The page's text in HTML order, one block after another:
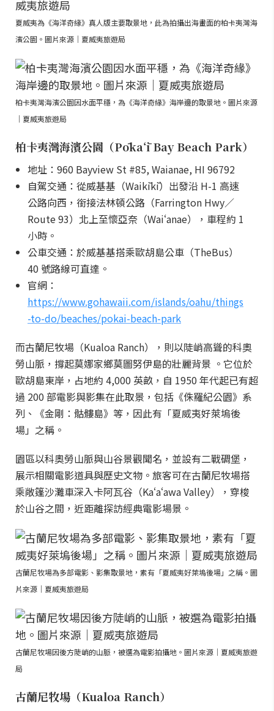
夏威夷為《海洋奇緣》真人版主要取景地，此為拍攝出海畫面的柏卡夷灣海
濱公園。圖片來源｜夏威夷旅遊局
柏卡夷灣海濱公園因水面平穩，為《海洋奇緣》海岸邊的取景地。圖片來源
｜夏威夷旅遊局
柏卡夷灣海濱公園（Pōkaʻī Bay Beach Park）
地址：960 Bayview St #85, Waianae, HI 96792
自駕交通：從威基基（Waikīkī）出發沿 H-1 高速
公路向西，銜接法林頓公路（Farrington Hwy／
Route 93）北上至懷亞奈（Waiʻanae），車程約 1
小時。
公車交通：於威基基搭乘歐胡島公車（TheBus）
40 號路線可直達。
官網：
https://www.gohawaii.com/islands/oahu/things
-to-do/beaches/pokai-beach-park
而古蘭尼牧場（Kualoa Ranch），則以陡峭高聳的科奧
勞山脈，撐起莫娜家鄉莫圖努伊島的壯麗背景 。它位於
歐胡島東岸，占地約 4,000 英畝，自 1950 年代起已有超
過 200 部電影與影集在此取景，包括《侏羅紀公園》系
列、《金剛：骷髏島》等，因此有「夏威夷好萊塢後
場」之稱。
園區以科奧勞山脈與山谷景觀聞名，並設有二戰碉堡，
展示相關電影道具與歷史文物。旅客可在古蘭尼牧場搭
乘敞篷沙灘車深入卡阿瓦谷（Kaʻaʻawa Valley），穿梭
於山谷之間，近距離探訪經典電影場景。
古蘭尼牧場為多部電影、影集取景地，素有「夏威夷好萊塢後場」之稱。圖
片來源｜夏威夷旅遊局
古蘭尼牧場因後方陡峭的山脈，被選為電影拍攝地。圖片來源｜夏威夷旅遊
局
古蘭尼牧場（Kualoa Ranch）